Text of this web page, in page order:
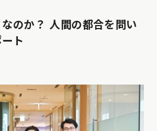
のか？ 人間の都合を問い
ト